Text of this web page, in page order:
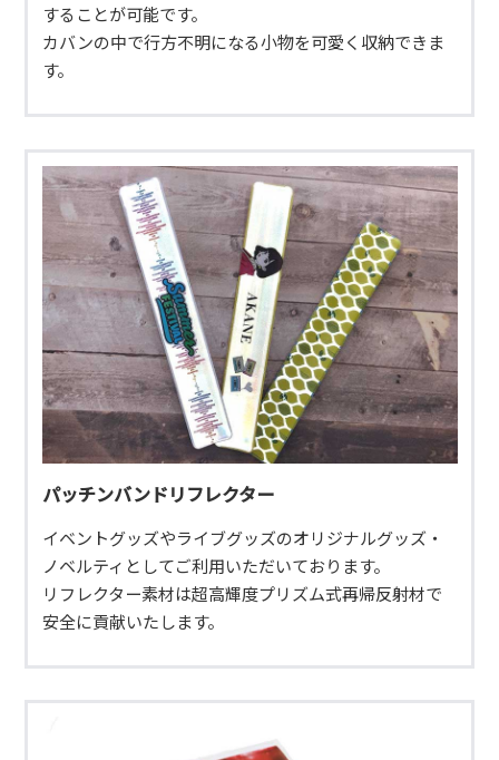
することが可能です。
カバンの中で行方不明になる小物を可愛く収納できま
す。
パッチンバンドリフレクター
イベントグッズやライブグッズのオリジナルグッズ・
ノベルティとしてご利用いただいております。
リフレクター素材は超高輝度プリズム式再帰反射材で
安全に貢献いたします。